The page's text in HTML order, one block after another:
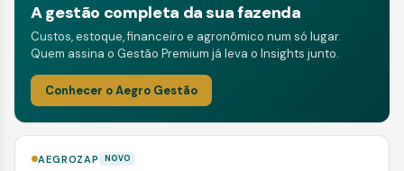
A gestão completa da sua fazenda
Custos, estoque, financeiro e agronômico num só lugar.
Quem assina o Gestão Premium já leva o Insights junto.
Conhecer o Aegro Gestão
AEGROZAP NOVO